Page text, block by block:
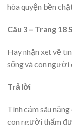
hòa quyện bền
Câu 3 – Trang 18
Hãy nhận xét về
sống và con người
Trả lời
Tình cảm sâu
con người thấm